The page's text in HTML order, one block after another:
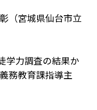
（宮城県仙台市立
学力調査の結果か
務教育課指導主